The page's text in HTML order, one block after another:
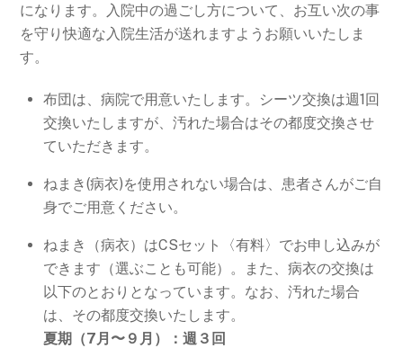
になります。入院中の過ごし方について、お互い次の事
を守り快適な入院生活が送れますようお願いいたしま
す。
布団は、病院で用意いたします。シーツ交換は週1回
交換いたしますが、汚れた場合はその都度交換させ
ていただきます。
ねまき(病衣)を使用されない場合は、患者さんがご自
身でご用意ください。
ねまき（病衣）はCSセット〈有料〉でお申し込みが
できます（選ぶことも可能）。また、病衣の交換は
以下のとおりとなっています。なお、汚れた場合
は、その都度交換いたします。
夏期（7月〜９月）：週３回